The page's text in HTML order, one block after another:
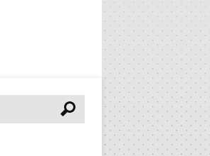
Pesquisar